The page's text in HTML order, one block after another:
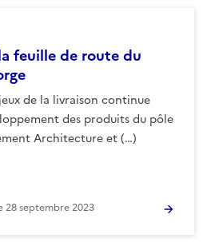
feuille de route du
de la livraison continue
des produits du pôle
Architecture et (…)
28 septembre 2023